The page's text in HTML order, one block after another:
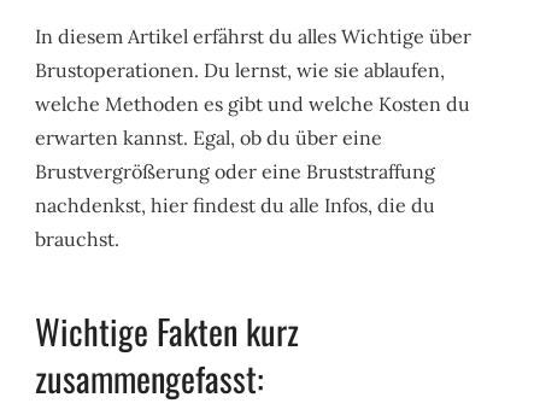
In diesem Artikel erfährst du alles Wichtige über
Brustoperationen. Du lernst, wie sie ablaufen,
welche Methoden es gibt und welche Kosten du
erwarten kannst. Egal, ob du über eine
Brustvergrößerung oder eine Bruststraffung
nachdenkst, hier findest du alle Infos, die du
brauchst.
Wichtige Fakten kurz
zusammengefasst: